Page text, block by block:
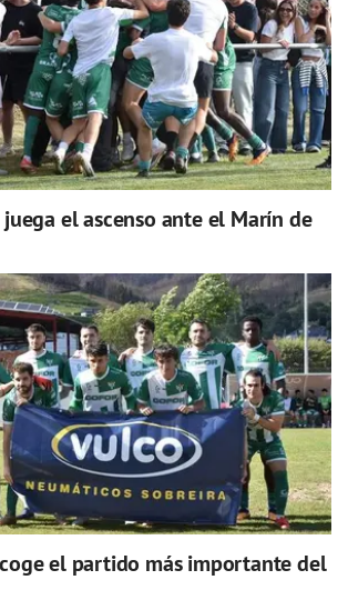
juega el ascenso ante el Marín de
el partido más importante del